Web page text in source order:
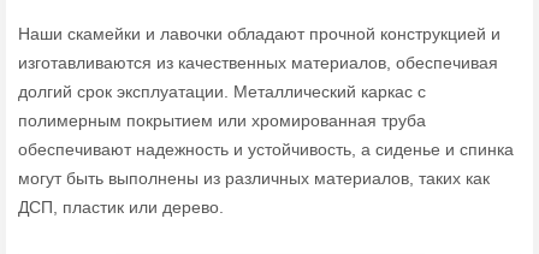
Наши скамейки и лавочки обладают прочной конструкцией и
изготавливаются из качественных материалов, обеспечивая
долгий срок эксплуатации. Металлический каркас с
полимерным покрытием или хромированная труба
обеспечивают надежность и устойчивость, а сиденье и спинка
могут быть выполнены из различных материалов, таких как
ДСП, пластик или дерево.